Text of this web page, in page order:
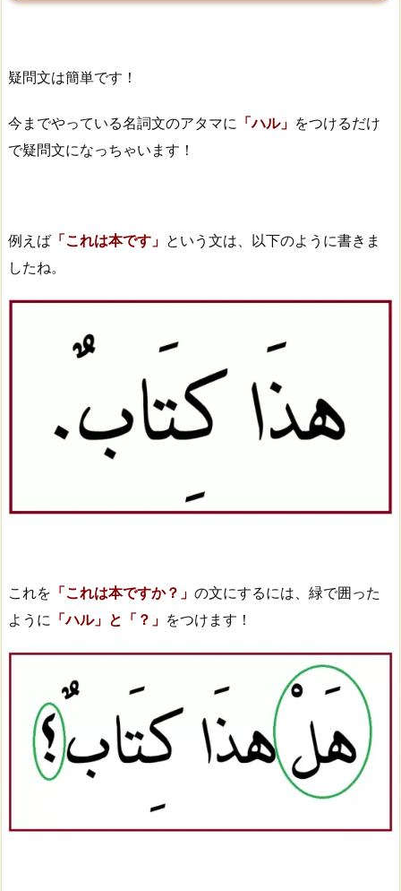
疑問文は簡単です！
今までやっている名詞文のアタマに 「ハル」 をつけるだけ
で疑問文になっちゃいます！
例えば 「これは本です」 という文は、以下のように書きま
したね。
これを 「これは本ですか？」 の文にするには、緑で囲った
ように 「ハル」と「？」 をつけます！